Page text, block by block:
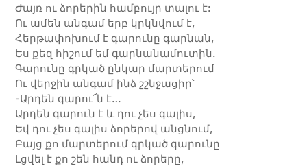
Ժայռ ու ձորերին համբույր տալու է:
Ու ամեն անգամ երբ կրկնվում է,
Հերթափոխում է գարունը գարնան,
Ես քեզ հիշում եմ գարնանամուտին.
Գարունը գրկած ընկար մարտերում
Ու վերջին անգամ ինձ շշնջացիր՝
-Արդեն գարու՜ն է…
Արդեն գարուն է և դու չես գալիս,
Եվ դու չես գալիս ձորերով անցնում,
Բայց քո մարտերում գրկած գարունը
Լցվել է քո շեն հանդ ու ձորերը,